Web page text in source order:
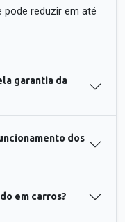
pode reduzir em até
garantia da
dos
em carros?